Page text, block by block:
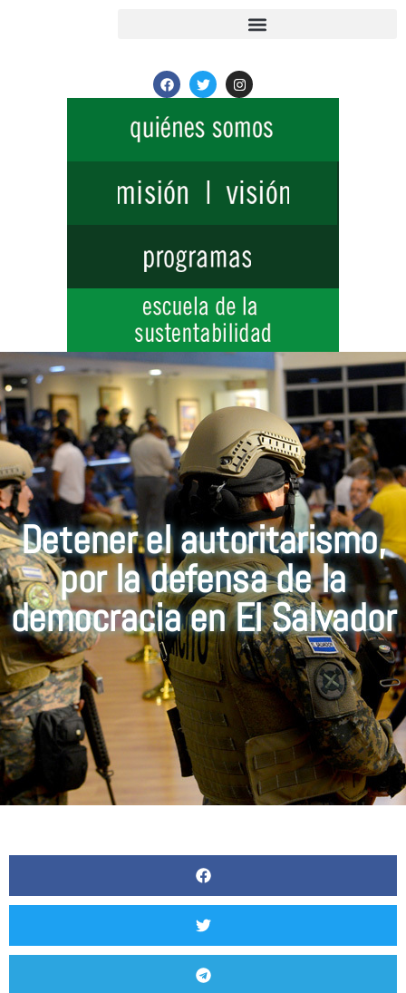
Detener el autoritarismo,
por la defensa de la
democracia en El Salvador